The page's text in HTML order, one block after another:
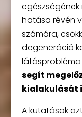
egészségének
hatása révén
számára,
degeneráció
segít
kialakulását
A kutatások